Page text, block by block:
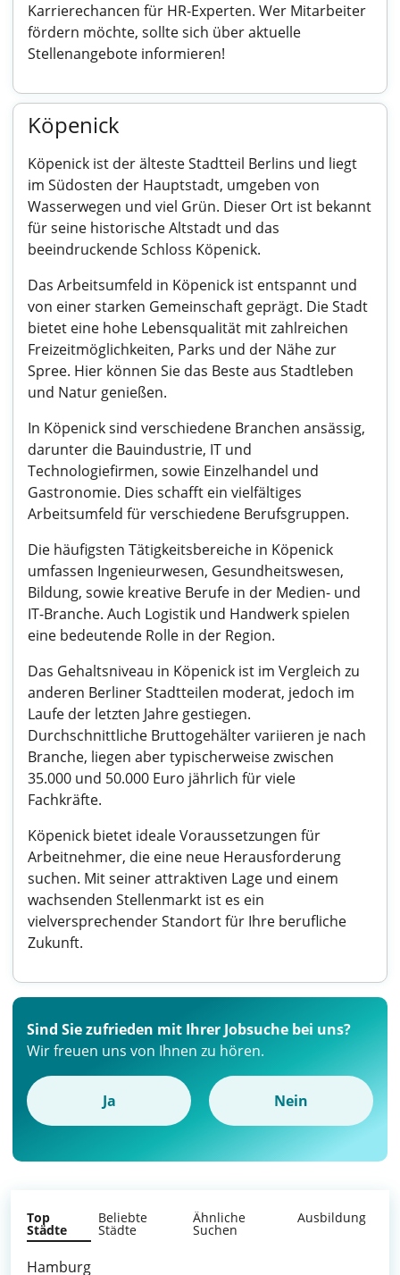
Karrierechancen für HR-Experten. Wer Mitarbeiter
fördern möchte, sollte sich über aktuelle
Stellenangebote informieren!
Köpenick
Köpenick ist der älteste Stadtteil Berlins und liegt
im Südosten der Hauptstadt, umgeben von
Wasserwegen und viel Grün. Dieser Ort ist bekannt
für seine historische Altstadt und das
beeindruckende Schloss Köpenick.
Das Arbeitsumfeld in Köpenick ist entspannt und
von einer starken Gemeinschaft geprägt. Die Stadt
bietet eine hohe Lebensqualität mit zahlreichen
Freizeitmöglichkeiten, Parks und der Nähe zur
Spree. Hier können Sie das Beste aus Stadtleben
und Natur genießen.
In Köpenick sind verschiedene Branchen ansässig,
darunter die Bauindustrie, IT und
Technologiefirmen, sowie Einzelhandel und
Gastronomie. Dies schafft ein vielfältiges
Arbeitsumfeld für verschiedene Berufsgruppen.
Die häufigsten Tätigkeitsbereiche in Köpenick
umfassen Ingenieurwesen, Gesundheitswesen,
Bildung, sowie kreative Berufe in der Medien- und
IT-Branche. Auch Logistik und Handwerk spielen
eine bedeutende Rolle in der Region.
Das Gehaltsniveau in Köpenick ist im Vergleich zu
anderen Berliner Stadtteilen moderat, jedoch im
Laufe der letzten Jahre gestiegen.
Durchschnittliche Bruttogehälter variieren je nach
Branche, liegen aber typischerweise zwischen
35.000 und 50.000 Euro jährlich für viele
Fachkräfte.
Köpenick bietet ideale Voraussetzungen für
Arbeitnehmer, die eine neue Herausforderung
suchen. Mit seiner attraktiven Lage und einem
wachsenden Stellenmarkt ist es ein
vielversprechender Standort für Ihre berufliche
Zukunft.
Sind Sie zufrieden mit Ihrer Jobsuche bei uns?
Wir freuen uns von Ihnen zu hören.
Ja Nein
Top
Städte
Beliebte
Städte
Ähnliche
Suchen
Ausbildung
Hamburg